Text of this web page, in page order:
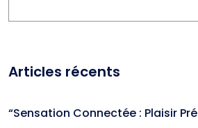
Articles récents
“Sensation Connectée : Plaisir